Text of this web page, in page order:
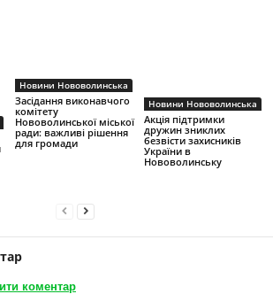
Новини Нововолинська
Засідання виконавчого
комітету
Нововолинської міської
ради: важливі рішення
для громади
Новини Нововолинська
Акція підтримки
дружин зниклих
безвісти захисників
України в
Нововолинську
коментар